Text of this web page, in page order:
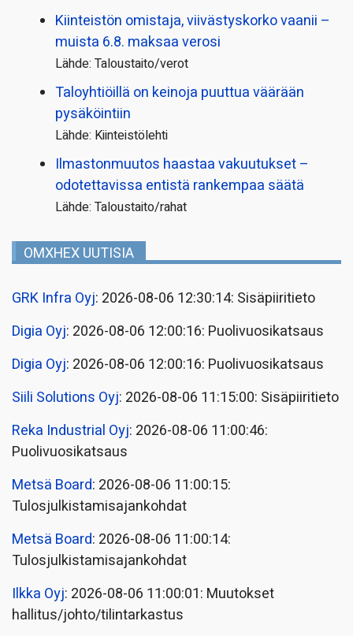
Kiinteistön omistaja, viivästyskorko vaanii –
muista 6.8. maksaa verosi
Lähde: Taloustaito/verot
Taloyhtiöillä on keinoja puuttua väärään
pysäköintiin
Lähde: Kiinteistölehti
Ilmastonmuutos haastaa vakuutukset –
odotettavissa entistä rankempaa säätä
Lähde: Taloustaito/rahat
OMXHEX UUTISIA
GRK Infra Oyj: 2026-08-06 12:30:14: Sisäpiiritieto
Digia Oyj: 2026-08-06 12:00:16: Puolivuosikatsaus
Digia Oyj: 2026-08-06 12:00:16: Puolivuosikatsaus
Siili Solutions Oyj: 2026-08-06 11:15:00: Sisäpiiritieto
Reka Industrial Oyj: 2026-08-06 11:00:46:
Puolivuosikatsaus
Metsä Board: 2026-08-06 11:00:15:
Tulosjulkistamisajankohdat
Metsä Board: 2026-08-06 11:00:14:
Tulosjulkistamisajankohdat
Ilkka Oyj: 2026-08-06 11:00:01: Muutokset
hallitus/johto/tilintarkastus